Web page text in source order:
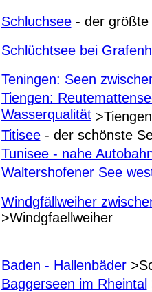
Schluchsee- der größte
Schlüchtsee bei
Teningen: Seen
Tiengen:
Wasserqualität
Titisee- der schönste
Tunisee - nahe
Waltershofener See
Windgfällweiher
>Windgfaellweiher
Baden - Hallenbäder
Baggerseen im Rheintal